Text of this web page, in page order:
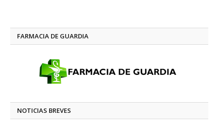
FARMACIA DE GUARDIA
NOTICIAS BREVES